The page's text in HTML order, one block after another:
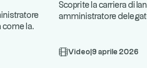
come la
Scoprite la carriera di
amministratore
Video 9 aprile 2026